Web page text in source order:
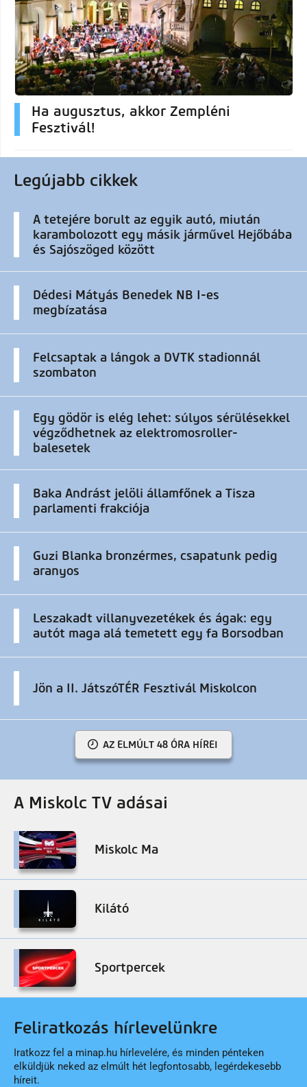
Ha augusztus, akkor Zempléni
Fesztivál!
Legújabb cikkek
A tetejére borult az egyik autó, miután
karambolozott egy másik járművel Hejőbába
és Sajószöged között
Dédesi Mátyás Benedek NB I-es
megbízatása
Felcsaptak a lángok a DVTK stadionnál
szombaton
Egy gödör is elég lehet: súlyos sérülésekkel
végződhetnek az elektromosroller-
balesetek
Baka Andrást jelöli államfőnek a Tisza
parlamenti frakciója
Guzi Blanka bronzérmes, csapatunk pedig
aranyos
Leszakadt villanyvezetékek és ágak: egy
autót maga alá temetett egy fa Borsodban
Jön a II. JátszóTÉR Fesztivál Miskolcon
AZ ELMÚLT 48 ÓRA HÍREI
A Miskolc TV adásai
Miskolc Ma
Kilátó
Sportpercek
Feliratkozás hírlevelünkre
Iratkozz fel a minap.hu hírlevelére, és minden pénteken
elküldjük neked az elmúlt hét legfontosabb, legérdekesebb
híreit.